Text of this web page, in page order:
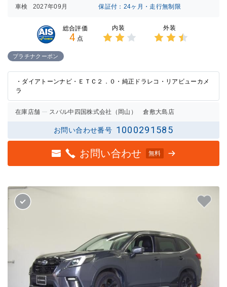
車検
2027年09月 保証付：24ヶ月・走行無制限
総合評価
4 点
内装 外装
プラチナクーポン
・ダイアトーンナビ・ＥＴＣ２．０・純正ドラレコ・リアビューカメ
ラ
在庫店舗 スバル中四国株式会社（岡山） 倉敷大島店
お問い合わせ番号 1000291585
お問い合わせ 無料